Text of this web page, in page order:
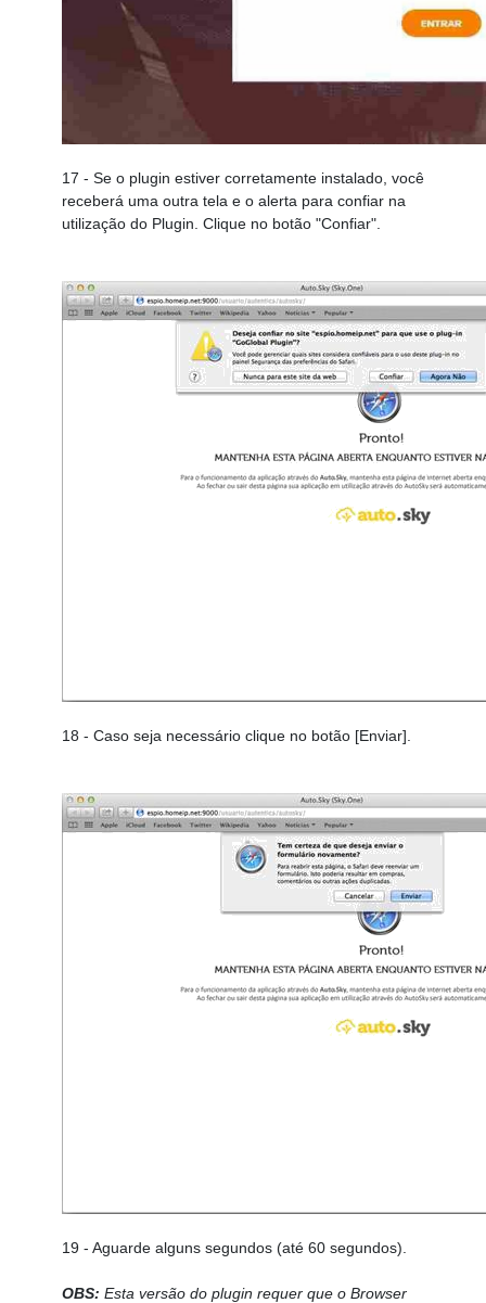
17 - Se o plugin estiver corretamente instalado, você
receberá uma outra tela e o alerta para confiar na
utilização do Plugin. Clique no botão "Confiar".
18 - Caso seja necessário clique no botão [Enviar].
19 - Aguarde alguns segundos (até 60 segundos).
OBS: Esta versão do plugin requer que o Browser